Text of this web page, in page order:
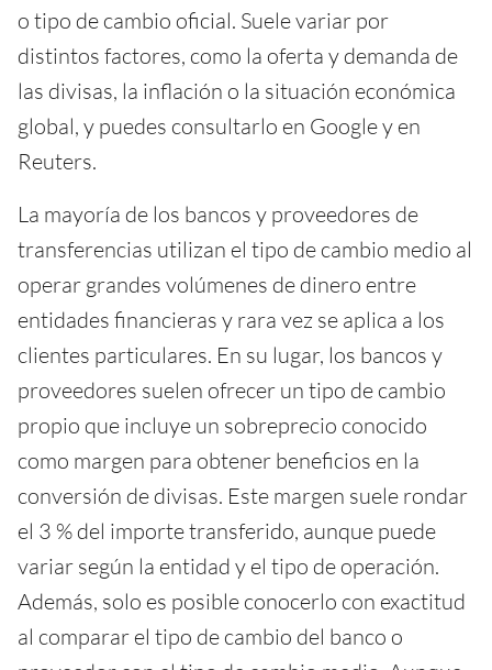
o tipo de cambio oficial. Suele variar por
distintos factores, como la oferta y demanda de
las divisas, la inflación o la situación económica
global, y puedes consultarlo en Google y en
Reuters.
La mayoría de los bancos y proveedores de
transferencias utilizan el tipo de cambio medio al
operar grandes volúmenes de dinero entre
entidades financieras y rara vez se aplica a los
clientes particulares. En su lugar, los bancos y
proveedores suelen ofrecer un tipo de cambio
propio que incluye un sobreprecio conocido
como margen para obtener beneficios en la
conversión de divisas. Este margen suele rondar
el 3 % del importe transferido, aunque puede
variar según la entidad y el tipo de operación.
Además, solo es posible conocerlo con exactitud
al comparar el tipo de cambio del banco o